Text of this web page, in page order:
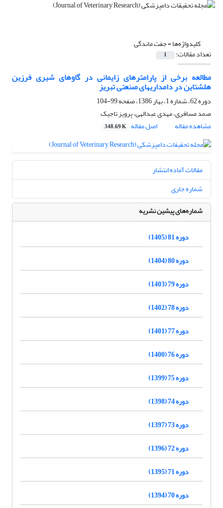
کلیدواژه‌ها =جفت ماندگی
تعداد مقالات: 1
مطالعه برخی از پارامترهای زایمانی در گاوهای شیری فرزین
هلشتاین در دامداریهای صنعتی تبریز
دوره 62، شماره 1، بهار 1386، صفحه
99-104
صمد مسافری، مهدی عبدالهی، پرویز تاجیک
مشاهده مقاله
اصل مقاله 348.69 K
مقالات آماده انتشار
شماره جاری
شماره‌های پیشین نشریه
دوره 81 (1405)
دوره 80 (1404)
دوره 79 (1403)
دوره 78 (1402)
دوره 77 (1401)
دوره 76 (1400)
دوره 75 (1399)
دوره 74 (1398)
دوره 73 (1397)
دوره 72 (1396)
دوره 71 (1395)
دوره 70 (1394)